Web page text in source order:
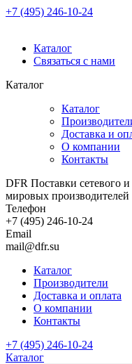
+7 (495) 246-10-24
Каталог
Связаться с нами
Каталог
Каталог
Доставка и
О компании
Контакты
DFR Поставки сетевого
мировых
Телефон
+7 (495) 246-10-24
Email
mail@dfr.su
Каталог
Производители
Доставка и оплата
О компании
Контакты
+7 (495) 246-10-24
Каталог